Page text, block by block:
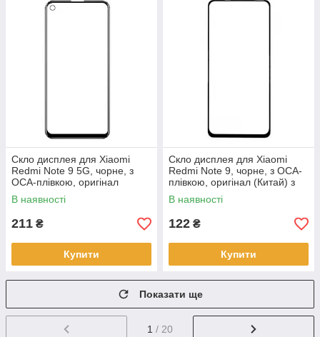
Скло дисплея для Xiaomi
Redmi Note 9 5G, чорне, з
OCA-плівкою, оригінал
(Китай), з олеофобним
покрытиемм
В наявності
211 ₴
Купити
Скло дисплея для Xiaomi
Redmi Note 9, чорне, з OCA-
плівкою, оригінал (Китай) з
олеофобним покриттям
В наявності
122 ₴
Купити
Показати ще
1 / 20